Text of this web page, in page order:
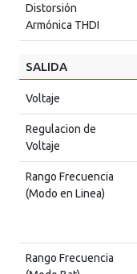
Distorsión
Armónica THDI
SALIDA
Voltaje
Regulacion de
Voltaje
Rango Frecuencia
(Modo en Linea)
Rango Frecuencia